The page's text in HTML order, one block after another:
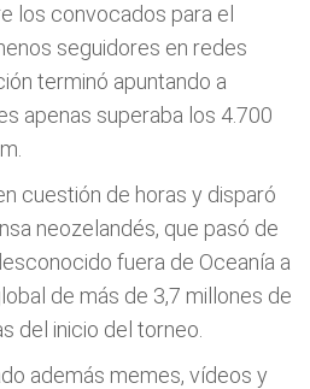
los convocados para el
seguidores en redes
terminó apuntando a
apenas superaba los 4.700
cuestión de horas y disparó
neozelandés, que pasó de
fuera de Oceanía a
de más de 3,7 millones de
del inicio del torneo.
además memes, vídeos y